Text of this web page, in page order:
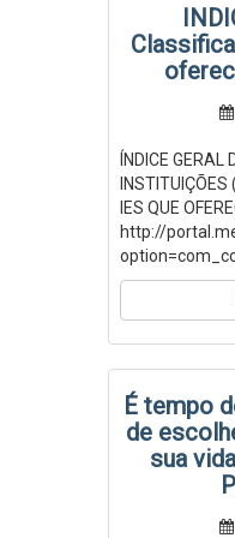
ÍNDICE GERAL
IES QUE
http://
É tempo
de
sua